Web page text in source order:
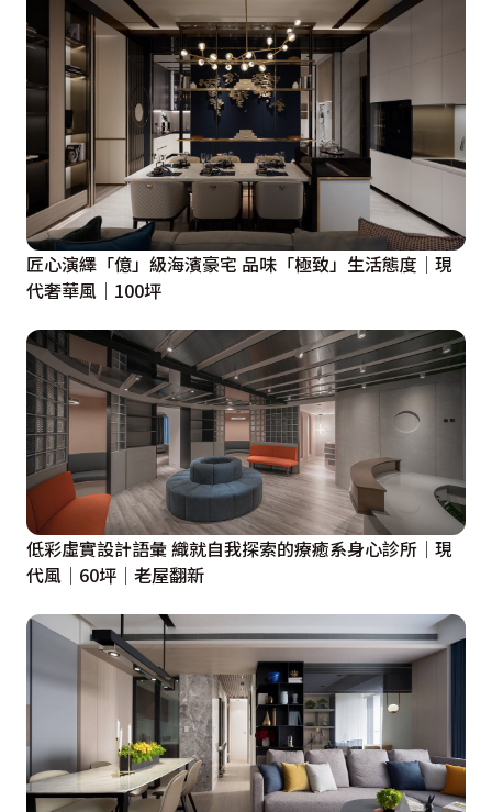
匠心演繹「億」級海濱豪宅 品味「極致」生活態度│現
代奢華風│100坪
低彩虛實設計語彙 織就自我探索的療癒系身心診所│現
代風│60坪│老屋翻新